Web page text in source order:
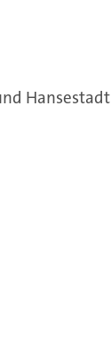
Hansestadt